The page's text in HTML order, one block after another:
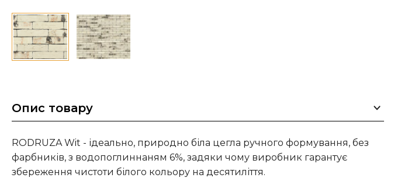
Опис товару
RODRUZA Wit - ідеально, природно біла цегла ручного формування, без
фарбників, з водопоглиннаням 6%, задяки чому виробник гарантує
збереження чистоти білого кольору на десятиліття.